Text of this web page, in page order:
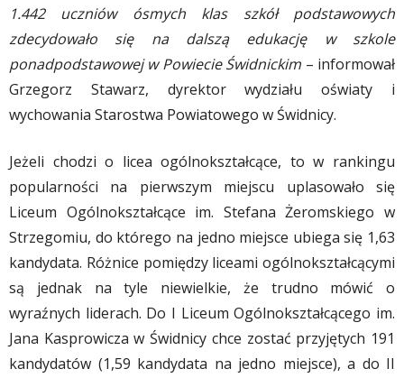
1.442 uczniów ósmych klas szkół podstawowych
zdecydowało się na dalszą edukację w szkole
ponadpodstawowej w Powiecie Świdnickim – informował
Grzegorz Stawarz, dyrektor wydziału oświaty i
wychowania Starostwa Powiatowego w Świdnicy.
Jeżeli chodzi o licea ogólnokształcące, to w rankingu
popularności na pierwszym miejscu uplasowało się
Liceum Ogólnokształcące im. Stefana Żeromskiego w
Strzegomiu, do którego na jedno miejsce ubiega się 1,63
kandydata. Różnice pomiędzy liceami ogólnokształcącymi
są jednak na tyle niewielkie, że trudno mówić o
wyraźnych liderach. Do I Liceum Ogólnokształcącego im.
Jana Kasprowicza w Świdnicy chce zostać przyjętych 191
kandydatów (1,59 kandydata na jedno miejsce), a do II